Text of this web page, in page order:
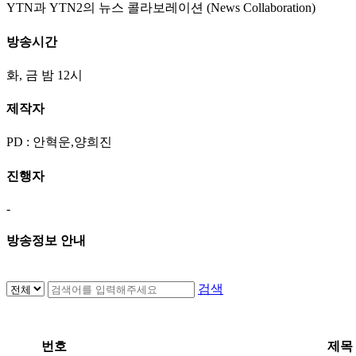
YTN과 YTN2의 뉴스 콜라보레이션 (News Collaboration)
방송시간
화, 금 밤 12시
제작자
PD : 안혁운,양희진
진행자
-
방송정보 안내
검색
번호 제목